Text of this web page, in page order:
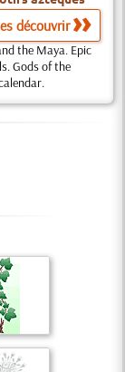
découvrir
the Maya. Epic
Gods of the